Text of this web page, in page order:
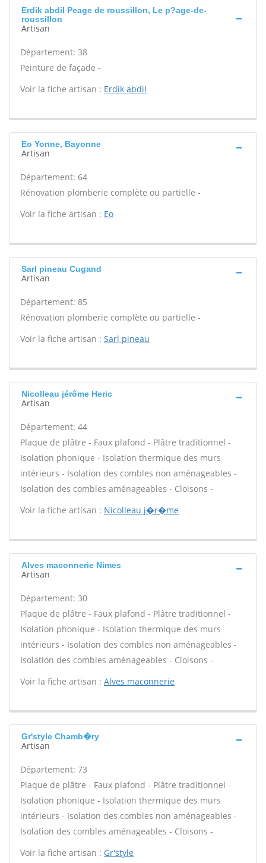
Erdik abdil Peage de roussillon, Le p?age-de-
roussillon
Artisan
Département: 38
Peinture de façade -
Voir la fiche artisan : Erdik abdil
Eo Yonne, Bayonne
Artisan
Département: 64
Rénovation plomberie complète ou partielle -
Voir la fiche artisan : Eo
Sarl pineau Cugand
Artisan
Département: 85
Rénovation plomberie complète ou partielle -
Voir la fiche artisan : Sarl pineau
Nicolleau jérôme Heric
Artisan
Département: 44
Plaque de plâtre - Faux plafond - Plâtre traditionnel -
Isolation phonique - Isolation thermique des murs
intérieurs - Isolation des combles non aménageables -
Isolation des combles aménageables - Cloisons -
Voir la fiche artisan : Nicolleau j�r�me
Alves maconnerie Nimes
Artisan
Département: 30
Plaque de plâtre - Faux plafond - Plâtre traditionnel -
Isolation phonique - Isolation thermique des murs
intérieurs - Isolation des combles non aménageables -
Isolation des combles aménageables - Cloisons -
Voir la fiche artisan : Alves maconnerie
Gr'style Chamb�ry
Artisan
Département: 73
Plaque de plâtre - Faux plafond - Plâtre traditionnel -
Isolation phonique - Isolation thermique des murs
intérieurs - Isolation des combles non aménageables -
Isolation des combles aménageables - Cloisons -
Voir la fiche artisan : Gr'style